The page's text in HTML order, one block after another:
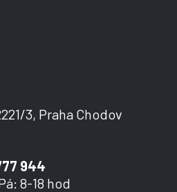
3, Praha Chodov
944
8-18 hod